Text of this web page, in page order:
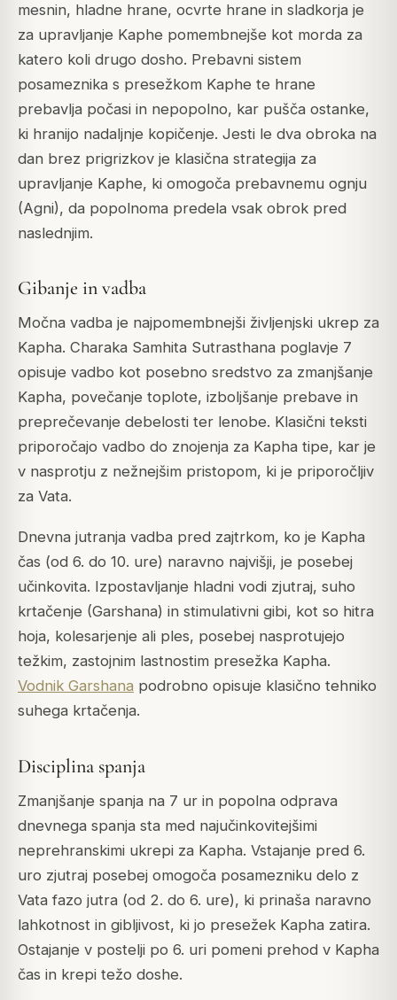
mesnin, hladne hrane, ocvrte hrane in sladkorja je
za upravljanje Kaphe pomembnejše kot morda za
katero koli drugo dosho. Prebavni sistem
posameznika s presežkom Kaphe te hrane
prebavlja počasi in nepopolno, kar pušča ostanke,
ki hranijo nadaljnje kopičenje. Jesti le dva obroka na
dan brez prigrizkov je klasična strategija za
upravljanje Kaphe, ki omogoča prebavnemu ognju
(Agni), da popolnoma predela vsak obrok pred
naslednjim.
Gibanje in vadba
Močna vadba je najpomembnejši življenjski ukrep za
Kapha. Charaka Samhita Sutrasthana poglavje 7
opisuje vadbo kot posebno sredstvo za zmanjšanje
Kapha, povečanje toplote, izboljšanje prebave in
preprečevanje debelosti ter lenobe. Klasični teksti
priporočajo vadbo do znojenja za Kapha tipe, kar je
v nasprotju z nežnejšim pristopom, ki je priporočljiv
za Vata.
Dnevna jutranja vadba pred zajtrkom, ko je Kapha
čas (od 6. do 10. ure) naravno najvišji, je posebej
učinkovita. Izpostavljanje hladni vodi zjutraj, suho
krtačenje (Garshana) in stimulativni gibi, kot so hitra
hoja, kolesarjenje ali ples, posebej nasprotujejo
težkim, zastojnim lastnostim presežka Kapha.
Vodnik Garshana podrobno opisuje klasično tehniko
suhega krtačenja.
Disciplina spanja
Zmanjšanje spanja na 7 ur in popolna odprava
dnevnega spanja sta med najučinkovitejšimi
neprehranskimi ukrepi za Kapha. Vstajanje pred 6.
uro zjutraj posebej omogoča posamezniku delo z
Vata fazo jutra (od 2. do 6. ure), ki prinaša naravno
lahkotnost in gibljivost, ki jo presežek Kapha zatira.
Ostajanje v postelji po 6. uri pomeni prehod v Kapha
čas in krepi težo doshe.